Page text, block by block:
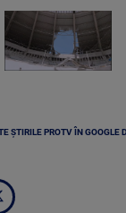
ȘTIRILE PROTV ÎN GOOGLE